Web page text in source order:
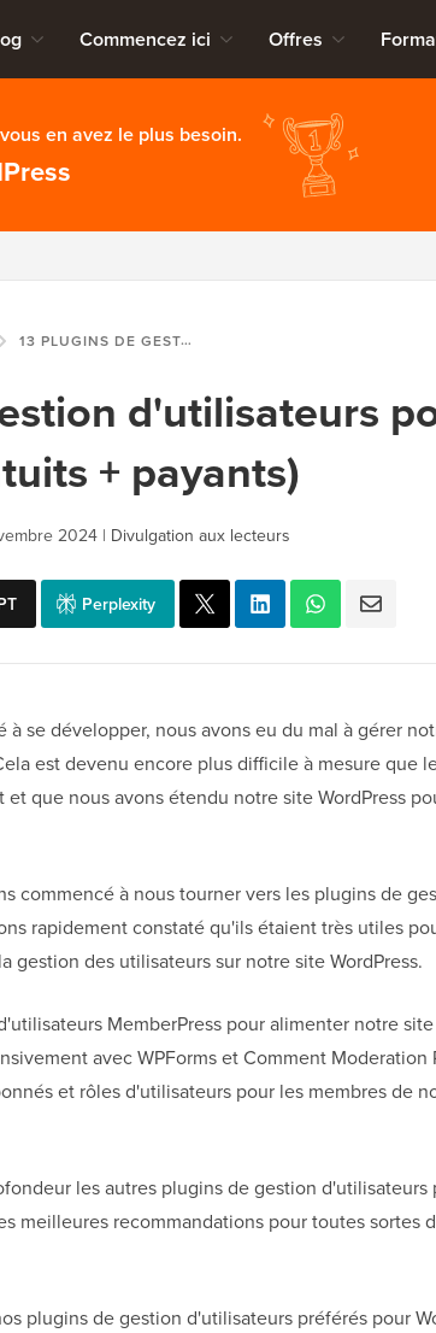
Commencez ici Offres
en avez le plus besoin.
13 PLUGINS DE GESTION D'UTILISATEURS POUR WORDPRESS (GRATUITS + PAYANTS)
d'utilisateurs
+ payants)
2024 | Divulgation aux lecteurs
Perplexity
se développer, nous avons eu du mal à gérer
est devenu encore plus difficile à mesure que
que nous avons étendu notre site WordPress
commencé à nous tourner vers les plugins de
rapidement constaté qu'ils étaient très utiles
gestion des utilisateurs sur notre site WordPress.
MemberPress pour alimenter notre
avec WPForms et Comment Moderation
et rôles d'utilisateurs pour les membres de
les autres plugins de gestion d'utilisateurs
meilleures recommandations pour toutes sortes
plugins de gestion d'utilisateurs préférés pour